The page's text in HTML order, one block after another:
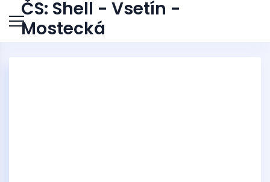
ČS: Shell - Vsetín -
Mostecká